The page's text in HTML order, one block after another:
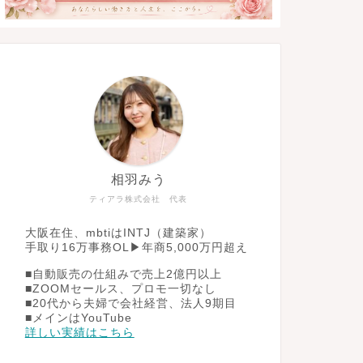
ティアラ株式会社 代表
相羽みう
大阪在住、mbtiはINTJ（建築家）
手取り16万事務OL▶︎年商5,000万円超え
■自動販売の仕組みで売上2億円以上
■ZOOMセールス、プロモ一切なし
■20代から夫婦で会社経営、法人9期目
■メインはYouTube
詳しい実績はこちら